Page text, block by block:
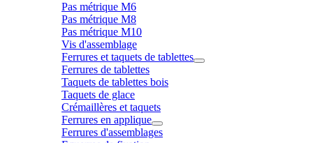
Pas métrique M6
Pas métrique M8
Pas métrique M10
Vis d'assemblage
Ferrures et taquets de tablettes
Ferrures de tablettes
Taquets de tablettes bois
Taquets de glace
Crémaillères et taquets
Ferrures en applique
Ferrures d'assemblages